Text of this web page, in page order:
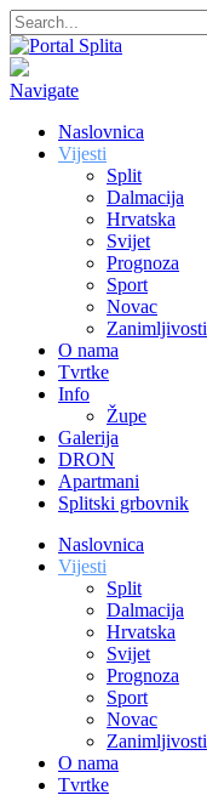
Navigate
Naslovnica
Vijesti
Split
Dalmacija
Hrvatska
Svijet
Prognoza
Sport
Novac
Zanimljivosti
O nama
Tvrtke
Info
Župe
Galerija
DRON
Apartmani
Splitski grbovnik
Naslovnica
Vijesti
Split
Dalmacija
Hrvatska
Svijet
Prognoza
Sport
Novac
Zanimljivosti
O nama
Tvrtke